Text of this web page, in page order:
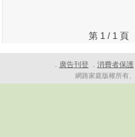
第 1 / 1
． 廣告刊登 ． 消費者保護
網路家庭版權所有